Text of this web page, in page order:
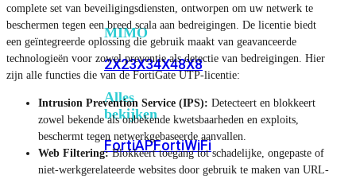
MIMO
2X23X34X48X8
Alles
bekijken
FortiAPFortiWiFi
complete set van beveiligingsdiensten, ontworpen om uw netwerk te
beschermen tegen een breed scala aan bedreigingen. De licentie biedt
een geïntegreerde oplossing die gebruik maakt van geavanceerde
technologieën voor zowel preventie als detectie van bedreigingen. Hier
zijn alle functies die van de FortiGate UTP-licentie:
Intrusion Prevention Service (IPS): Detecteert en blokkeert
zowel bekende als onbekende kwetsbaarheden en exploits,
beschermt tegen netwerkgebaseerde aanvallen.
Web Filtering:Blokkeert toegang tot schadelijke, ongepaste of
niet-werkgerelateerde websites door gebruik te maken van URL-